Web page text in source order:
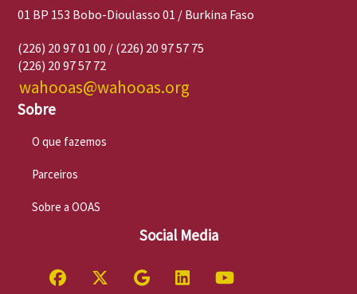
01 BP 153 Bobo-Dioulasso 01 / Burkina Faso
(226) 20 97 01 00 / (226) 20 97 57 75
(226) 20 97 57 72
wahooas@wahooas.org
Sobre
O que fazemos
Parceiros
Sobre a OOAS
Social Media